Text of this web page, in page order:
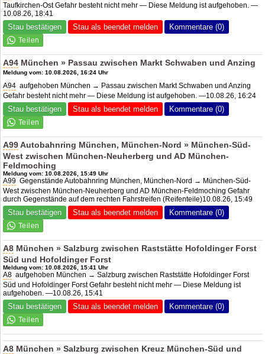
Taufkirchen-Ost Gefahr besteht nicht mehr — Diese Meldung ist aufgehoben. —
10.08.26, 18:41
Stau bestätigen Stau als beendet melden Kommentare (0)
A94 München » Passau zwischen Markt Schwaben und Anzing
Meldung vom: 10.08.2026, 16:24 Uhr
A94 aufgehoben München → Passau zwischen Markt Schwaben und Anzing
Gefahr besteht nicht mehr — Diese Meldung ist aufgehoben. —10.08.26, 16:24
Stau bestätigen Stau als beendet melden Kommentare (0)
A99Autobahnring München, München-Nord » München-Süd-
West zwischen München-Neuherberg undAD München-
Feldmoching
Meldung vom: 10.08.2026, 15:49 Uhr
A99 Gegenstände Autobahnring München, München-Nord → München-Süd-
West zwischen München-Neuherberg und AD München-Feldmoching Gefahr
durch Gegenstände auf dem rechten Fahrstreifen (Reifenteile)10.08.26, 15:49
Stau bestätigen Stau als beendet melden Kommentare (0)
A8 München » Salzburg zwischen Raststätte Hofoldinger Forst
Süd und Hofoldinger Forst
Meldung vom: 10.08.2026, 15:41 Uhr
A8 aufgehoben München → Salzburg zwischen Raststätte Hofoldinger Forst
Süd und Hofoldinger Forst Gefahr besteht nicht mehr — Diese Meldung ist
aufgehoben. —10.08.26, 15:41
Stau bestätigen Stau als beendet melden Kommentare (0)
A8 München » Salzburg zwischen Kreuz München-Süd und